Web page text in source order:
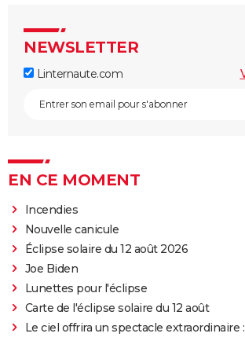
NEWSLETTER
Linternaute.com
EN CE MOMENT
Incendies
Nouvelle canicule
Éclipse solaire du 12 août 2026
Joe Biden
Lunettes pour l'éclipse
Carte de l'éclipse solaire du 12 août
Le ciel offrira un spectacle extraordinaire